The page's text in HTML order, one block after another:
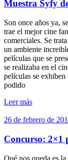
Muestra Syfy
Son once años ya,
trae el mejor cine
comerciales. Se
un ambiente
películas que se
se realizaba en el
películas se exhiben
podido
Leer más
26 de febrero de
Concurso: 2×1
Qué nos queda es